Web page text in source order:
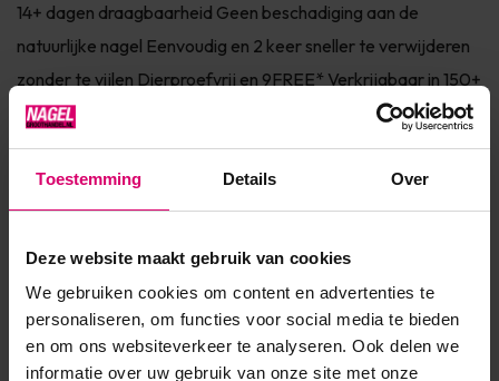
Toestemming Details Over
Deze website maakt gebruik van cookies
We gebruiken cookies om content en advertenties te
personaliseren, om functies voor social media te bieden
en om ons websiteverkeer te analyseren. Ook delen we
informatie over uw gebruik van onze site met onze
14+ dagen draagbaarheid Geen beschadiging aan de
natuurlijke nagel Eenvoudig en 2 keer sneller te verwijderen
zonder te vijlen Dierproefvrij en 9FREE* Verkrijgbaar in 150+
fashionkleuren InfoSHELLAC™ is dé innovatie van CND™.
SHELLAC™ is het meest superieure gel polish systeem in de
markt! Het systeem bestaat uit een Base Coat, Color Coat
e...
Toon meer
Product specificaties